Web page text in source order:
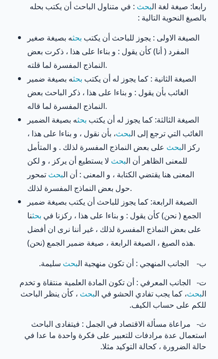
رابعا: صيغة لغة البحث : في متناول الباحث أن يكتب بحله
بالصيغ النحوية التالية :
الصيغة الاولى : يجوز للباحث أن يكتب بحثه بصيغة صغير
المفرد ( أنا) كأن يقول : و بناءا على هذا ، ذكرت بعض
النماذج المفسرة لما قلته.
الصيغة الثانية : كما يجوز له أن يكتب بحثه بصيغة ضمير
الغائب بأن يقول : و بناءا على هذا ، ذكر الباحث بعض
النماذج المفسرة لما قاله.
الصيغة الثالثة: كما يجوز له أن يكتب بحثه بصيغة الضمير
الغائب التي ترجع إلى البحث، بأن نقول ، و بناءا على هذا ،
ركز البحث على بعض النماذج المفسرة لذلك . و المتأمل
للمعنى الظاهر أن البحث لا يستطيع أن يركز ، و لكن
المعنى هنا يقتضي الكتابة ، و المعنى : أن البحث تمحور
حول بعض النماذج المفسرة لذلك.
الصيغة الرابعة: كما يجوز للباحث أن يكتب بصيغة ضمير
الجمع ( نحن) كأن يقول : و بناءا على هذا ، ركزنا في بحثنا
على بعض النماذج المفسرة لذلك ، غير أننا نرى ان أفضل
هذه الصيغ ، الصيغة الرابعة ، صيغة ضمير الجمع (نحن).
ب‌- الجانب المنهجي : أن تكون منهجية البحث سليمة.
ت‌- الجانب المعرفي : أن تكون المادة العلمية منتقاة و تخدم
البحث، كما يجب تفادي الحشو في البحث ، كأن ينظر الباحث
للكم على حساب الكيف.
ث‌- مراعاة مسألة الاقتصاد في الجمل : فيتفادى الباحث
استعمال عدة مرادفات للتعبير على فكرة واحدة ما عدا في
حالة الضرورة ، كحالة التوكيد مثلا.